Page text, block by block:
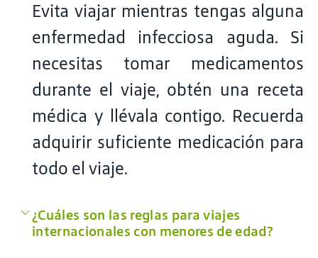
Evita viajar mientras tengas alguna
enfermedad infecciosa aguda. Si
necesitas tomar medicamentos
durante el viaje, obtén una receta
médica y llévala contigo. Recuerda
adquirir suficiente medicación para
todo el viaje.
¿Cuáles son las reglas para viajes
internacionales con menores de edad?